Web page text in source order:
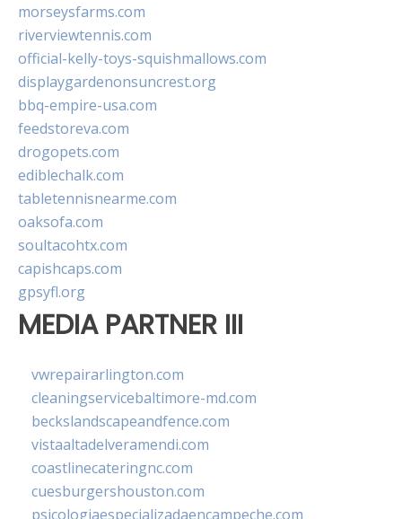
morseysfarms.com
riverviewtennis.com
official-kelly-toys-squishmallows.com
displaygardenonsuncrest.org
bbq-empire-usa.com
feedstoreva.com
drogopets.com
ediblechalk.com
tabletennisnearme.com
oaksofa.com
soultacohtx.com
capishcaps.com
gpsyfl.org
MEDIA PARTNER III
vwrepairarlington.com
cleaningservicebaltimore-md.com
beckslandscapeandfence.com
vistaaltadelveramendi.com
coastlinecateringnc.com
cuesburgershouston.com
psicologiaespecializadaencampeche.com